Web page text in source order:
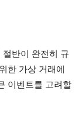
반이 완전히 규
한 가상 거래에
이벤트를 고려할